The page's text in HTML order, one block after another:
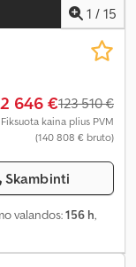
1 / 15
646 €123 510 €
Fiksuota kaina plius PVM
(140 808 € bruto)
Skambinti
valandos:156 h,